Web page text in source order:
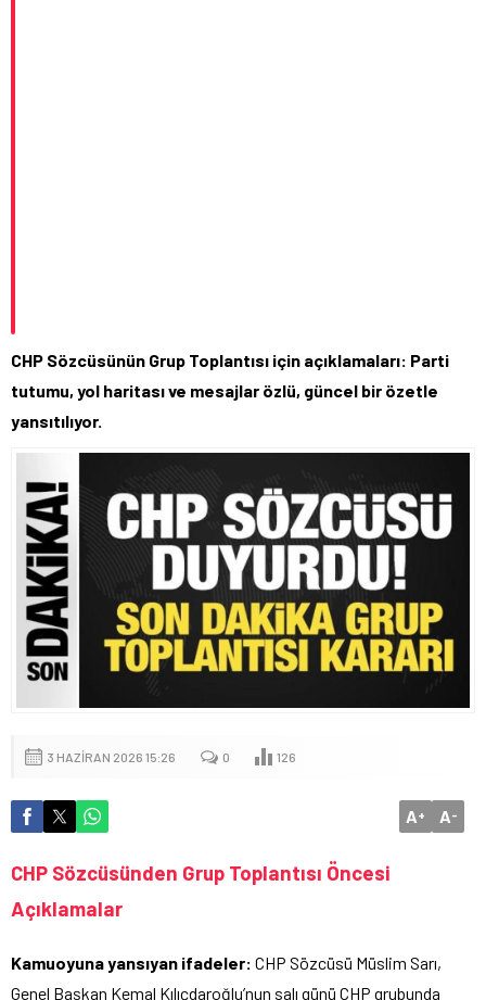
CHP Sözcüsünün Grup Toplantısı için açıklamaları: Parti
tutumu, yol haritası ve mesajlar özlü, güncel bir özetle
yansıtılıyor.
3 HAZIRAN 2026 15:26 0 126
A+ A-
CHP Sözcüsünden Grup Toplantısı Öncesi
Açıklamalar
Kamuoyuna yansıyan ifadeler: CHP Sözcüsü Müslim Sarı,
Genel Başkan Kemal Kılıçdaroğlu’nun salı günü CHP grubunda